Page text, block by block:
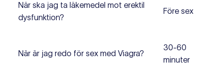
När ska jag ta läkemedel mot erektil
dysfunktion?
Före sex
När är jag redo för sex med Viagra?
30-60
minuter